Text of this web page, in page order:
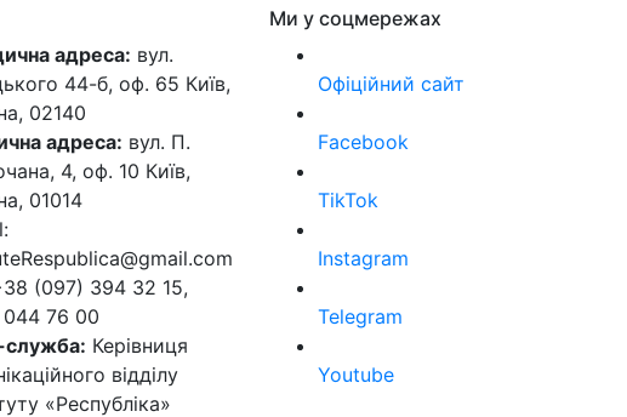
адреса: вул.
44-б, оф. 65 Київ,
02140
адреса: вул. П.
4, оф. 10 Київ,
01014
(097) 394 32 15,
76 00
Керівниця
відділу
«Республіка»
Ми у соцмережах
Офіційний сайт
Facebook
TikTok
Instagram
Telegram
Youtube